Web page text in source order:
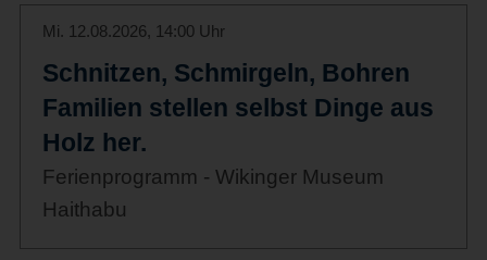
Mi. 12.08.2026, 14:00 Uhr
Schnitzen, Schmirgeln, Bohren
Familien stellen selbst Dinge aus
Holz her.
Ferienprogramm - Wikinger Museum
Haithabu